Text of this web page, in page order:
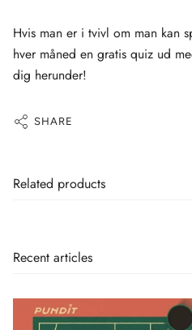
Hvis man er i tvivl om man kan
hver måned en gratis quiz ud
dig herunder!
SHARE
Related products
Recent articles